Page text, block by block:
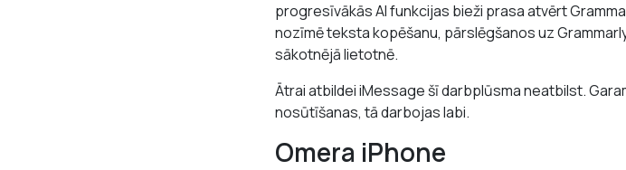
progresīvākās AI funkcijas bieži prasa atvērt
nozīmē teksta kopēšanu, pārslēgšanos uz
sākotnējā lietotnē.
Ātrai atbildei iMessage šī darbplūsma neatbilst.
nosūtīšanas, tā darbojas labi.
Omera iPhone